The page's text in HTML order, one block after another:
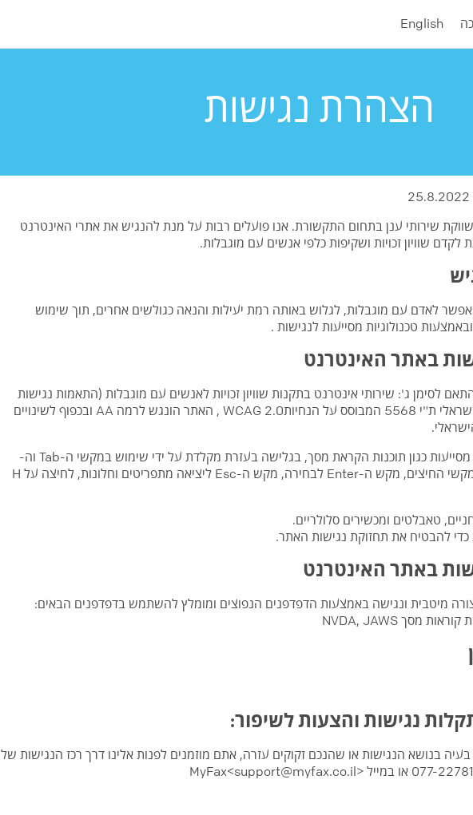
English
הצהרת נגישות
שירותי ענן בתחום התקשורת. אנו פועלים רבות על מנת להנגיש את אתרי האינטרנט
שוויון זכויות ושקיפות כלפי אנשים עם מוגבלות.
לאדם עם מוגבלות, לגלוש באותה רמת יעילות והנאה כגולשים אחרים, תוך שימוש
טכנולוגיות מסייעות לנגישות .
באתר האינטרנט
לסימן ג': שירותי אינטרנט בתקנות שוויון זכויות לאנשים עם מוגבלות (התאמות נגישות
לשירות) התשע"ג 2013, לתקן הישראלי ת"י 5568 המבוסס על הנחיותWCAG 2.0 , האתר הונגש לרמה AA ובכפוף לשינויים
האתר תומך בשימוש בטכנולוגיות מסייעות כגון תוכנות הקראת מסך, בגלישה בעזרת מקלדת על ידי שימוש במקשי ה-Tab וה-
Shift+Tab למעבר בין קישורים, מקשי החיצים, מקש ה-Enter לבחירה, מקש ה-Esc ליציאה מתפריטים וחלונות, לחיצה על H
טאבלטים ומכשירים סלולריים.
להבטיח את תחזוקת נגישות האתר.
באתר האינטרנט
מיטבית ונגישה באמצעות הדפדפנים הנפוצים ומומלץ להשתמש בדפדפנים הבאים:
נגישות והצעות לשיפור:
בנושא הנגישות או שהנכם זקוקים עזרה, אתם מוזמנים לפנות אלינו דרך רכז הנגישות של
077- או במיילMyFax<support@myfax.co.il>